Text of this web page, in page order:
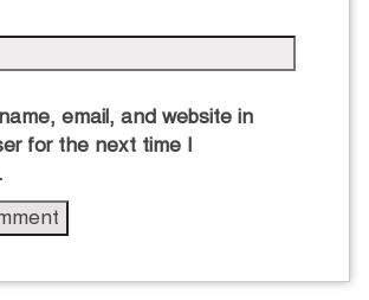
email, and website in
for the next time I